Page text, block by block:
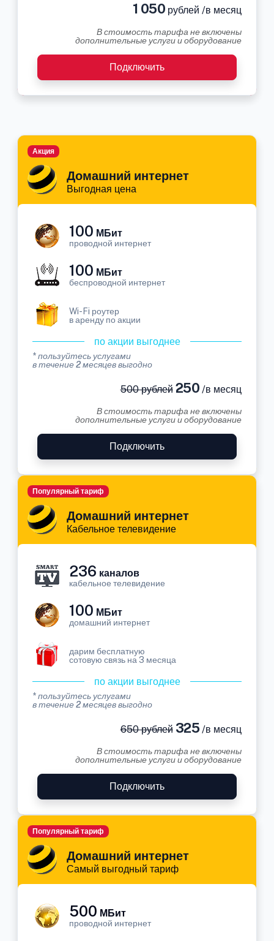
1 050 рублей /в месяц
В стоимость тарифа не включены
дополнительные услуги и оборудование
Подключить
Домашний интернет
Выгодная цена
Акция
100 МБит
проводной интернет
100 МБит
беспроводной интернет
Wi-Fi роутер
в аренду по акции
по акции выгоднее
* пользуйтесь услугами
в течение 2 месяцев выгодно
500 рублей250 /в месяц
В стоимость тарифа не включены
дополнительные услуги и оборудование
Подключить
Домашний интернет
Кабельное телевидение
Популярный тариф
236 каналов
кабельное телевидение
100 МБит
домашний интернет
дарим бесплатную
сотовую связь на 3 месяца
по акции выгоднее
* пользуйтесь услугами
в течение 2 месяцев выгодно
650 рублей325 /в месяц
В стоимость тарифа не включены
дополнительные услуги и оборудование
Подключить
Домашний интернет
Самый выгодный тариф
Популярный тариф
500 МБит
проводной интернет